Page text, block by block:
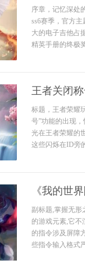
序章，记忆深处
ss6赛季，官方
大的电子吉他占
精英手册的终极
王者关闭
标题，王者荣耀
号”功能的出现
光在王者荣耀的
这些闪烁在ID旁
《我的世
副标题,掌握无形
的游戏元素,它不
的指令涉及屏障
些指令输入格式